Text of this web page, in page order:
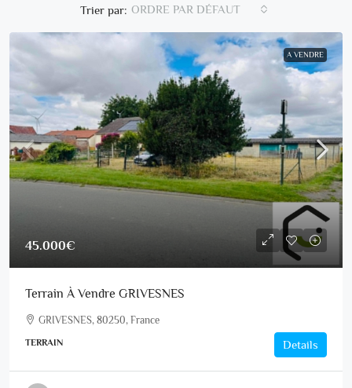
Trier par: ORDRE PAR DÉFAUT
A VENDRE
45.000€
Terrain À Vendre GRIVESNES
GRIVESNES, 80250, France
TERRAIN Details